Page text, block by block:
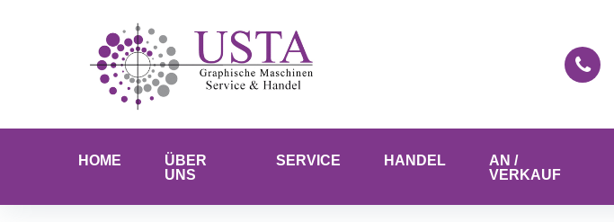
HOME
ÜBER
UNS
SERVICE HANDEL
AN /
VERKAUF